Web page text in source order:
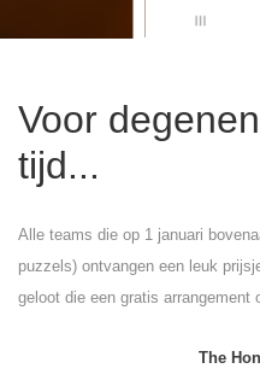
Voor
tijd...
Alle teams die op 1 januari
puzzels) ontvangen een leuk
geloot die een gratis arrangement
The